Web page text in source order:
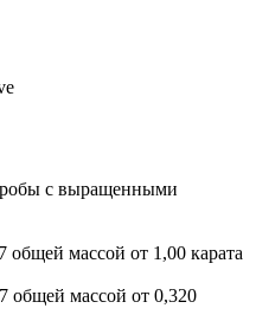
с выращенными
массой от 1,00 карата
общей массой от 0,320